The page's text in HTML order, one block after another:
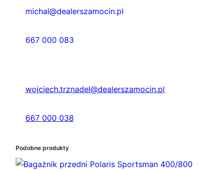
michal@dealerszamocin.pl
667 000 083
wojciech.trznadel@dealerszamocin.pl
667 000 038
Podobne produkty